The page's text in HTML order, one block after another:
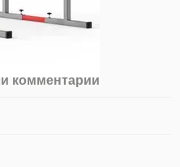
комментарий